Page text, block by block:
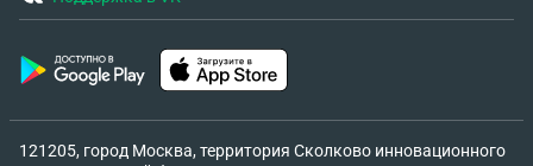
121205, город Москва, территория Сколково инновационного